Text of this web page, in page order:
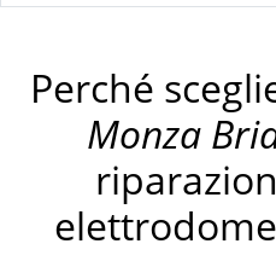
Perché
Monza